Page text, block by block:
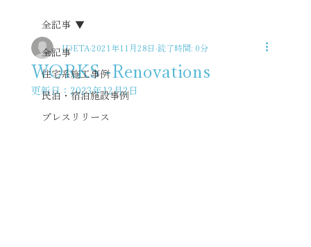
全記事
住宅系施工事例
民泊・宿泊施設事例
プレスリリース
全記事
WORKS -Renovations
IDETA 2021年11月28日 読了時間: 0分
更新日： 2023年12月2日